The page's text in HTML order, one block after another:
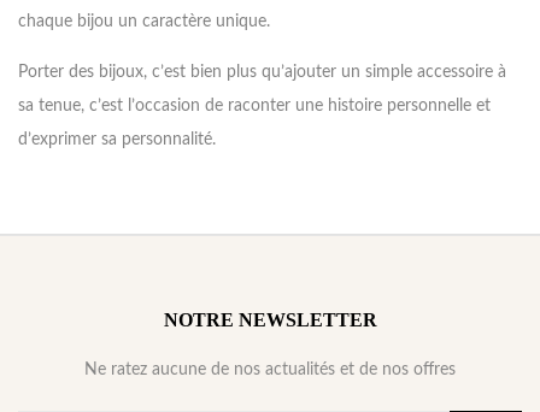
chaque bijou un caractère unique.
Porter des bijoux, c’est bien plus qu’ajouter un simple accessoire à
sa tenue, c’est l’occasion de raconter une histoire personnelle et
d’exprimer sa personnalité.
NOTRE NEWSLETTER
Ne ratez aucune de nos actualités et de nos offres